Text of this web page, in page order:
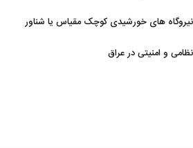
نیروگاه های خورشیدی کوچک مقیاس یا شناور
و امنیتی در عراق